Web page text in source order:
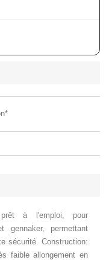
prêt à l'emploi, pour
gennaker, permettant
sécurité. Construction:
faible allongement en